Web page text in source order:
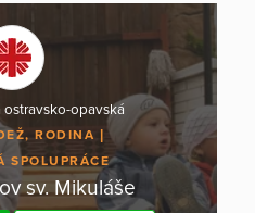
opavská
RODINA
SPOLUPRÁCE
sv. Mikuláše